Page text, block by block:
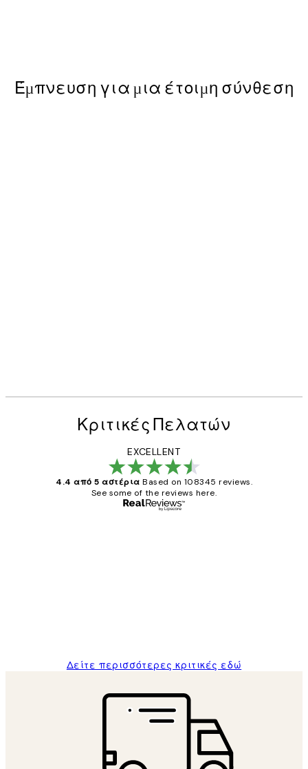
Έμπνευση για μια έτοιμη σύνθεση
Κριτικές Πελατών
EXCELLENT
4.4 από 5 αστέρια Based on 108345 reviews.
See some of the reviews here.
Δείτε περισσότερες κριτικές εδώ